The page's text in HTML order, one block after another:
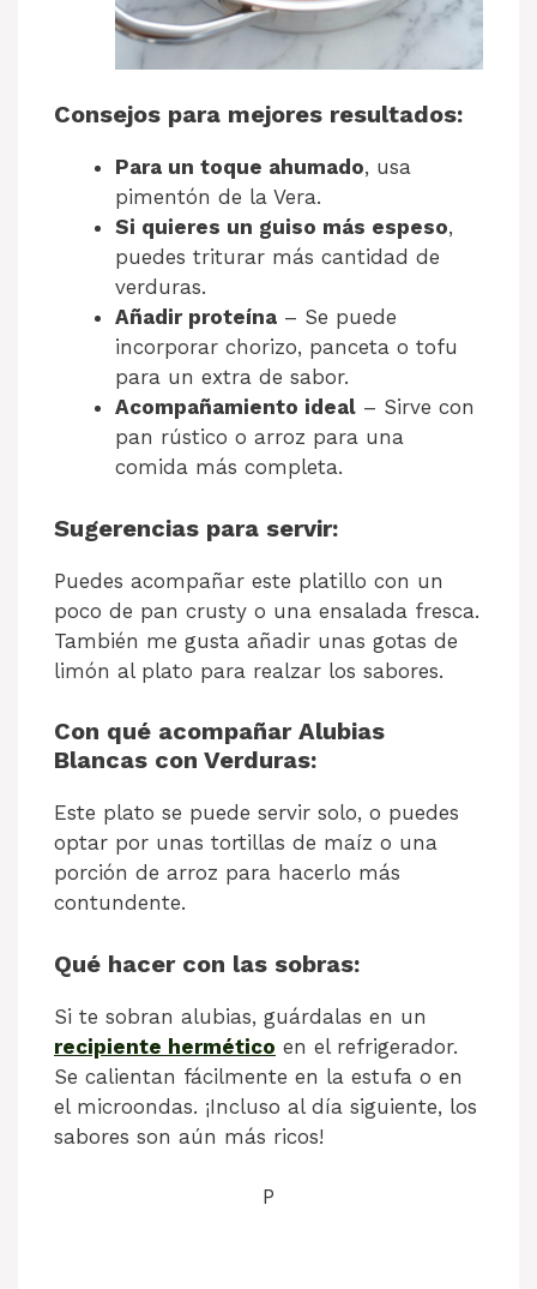
Consejos para mejores resultados:
Para un toque ahumado, usa
pimentón de la Vera.
Si quieres un guiso más espeso,
puedes triturar más cantidad de
verduras.
Añadir proteína – Se puede
incorporar chorizo, panceta o tofu
para un extra de sabor.
Acompañamiento ideal – Sirve con
pan rústico o arroz para una
comida más completa.
Sugerencias para servir:
Puedes acompañar este platillo con un
poco de pan crusty o una ensalada fresca.
También me gusta añadir unas gotas de
limón al plato para realzar los sabores.
Con qué acompañar Alubias
Blancas con Verduras:
Este plato se puede servir solo, o puedes
optar por unas tortillas de maíz o una
porción de arroz para hacerlo más
contundente.
Qué hacer con las sobras:
Si te sobran alubias, guárdalas en un
recipiente hermético en el refrigerador.
Se calientan fácilmente en la estufa o en
el microondas. ¡Incluso al día siguiente, los
sabores son aún más ricos!
P